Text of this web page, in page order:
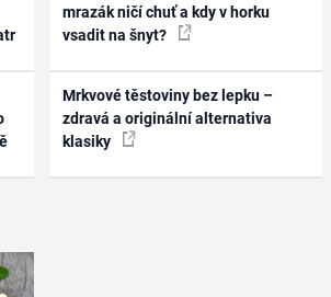
mrazák ničí chuť a kdy v horku
vsadit na šnyt?
Mrkvové těstoviny bez lepku –
zdravá a originální alternativa
klasiky